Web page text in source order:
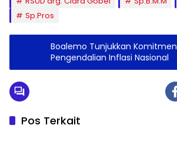
Sp.Pros
Boalemo Tunjukkan Komitmen
Pengendalian Inflasi Nasional
Pos Terkait
Boalemo